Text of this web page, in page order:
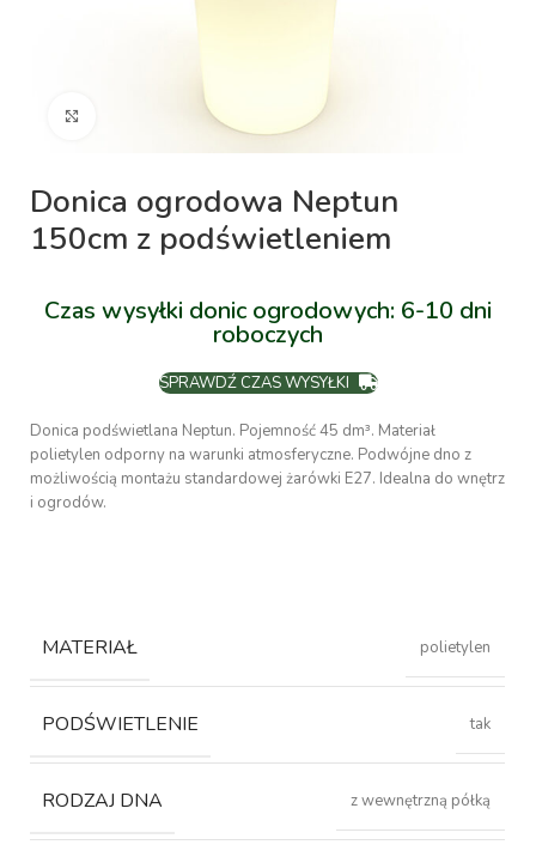
Kliknij aby powiększyć
Donica ogrodowa Neptun
150cm z podświetleniem
Czas wysyłki donic ogrodowych: 6-10 dni
roboczych
SPRAWDŹ CZAS WYSYŁKI
Donica podświetlana Neptun. Pojemność 45 dm³. Materiał
polietylen odporny na warunki atmosferyczne. Podwójne dno z
możliwością montażu standardowej żarówki E27. Idealna do wnętrz
i ogrodów.
MATERIAŁ polietylen
PODŚWIETLENIE tak
RODZAJ DNA z wewnętrzną półką